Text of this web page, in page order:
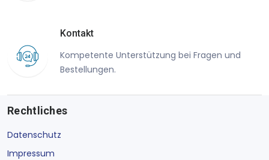
Kontakt
Kompetente Unterstützung bei Fragen und
Bestellungen.
Rechtliches
Datenschutz
Impressum